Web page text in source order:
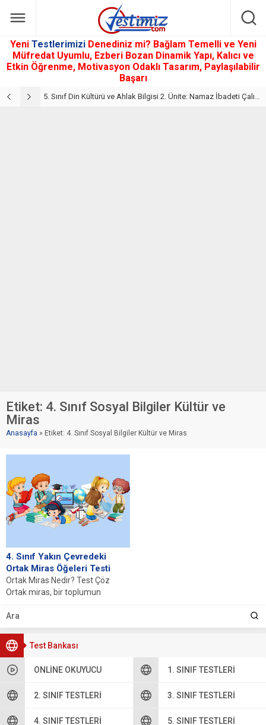
Yeni Testlerimizi Denediniz mi? Bağlam Temelli ve Yeni
Müfredat Uyumlu, Ezberi Bozan Dinamik Yapı, Kalıcı ve
Etkin Öğrenme, Motivasyon Odaklı Tasarım, Paylaşılabilir
Başarı
5. Sınıf Din Kültürü ve Ahlak Bilgisi 2. Ünite: Namaz İbadeti Çalışmaları
Test Bankası
ONLINE OKUYUCU 1. SINIF TESTLERI
2. SINIF TESTLERI 3. SINIF TESTLERI
4. SINIF TESTLERI 5. SINIF TESTLERI
Etiket: 4. Sınıf Sosyal Bilgiler Kültür ve
Miras
Anasayfa » Etiket: 4. Sınıf Sosyal Bilgiler Kültür ve Miras
4. Sınıf Yakın Çevredeki
Ortak Miras Öğeleri Testi
Ortak Miras Nedir? Test Çöz
Ortak miras, bir toplumun
yapısına ait...